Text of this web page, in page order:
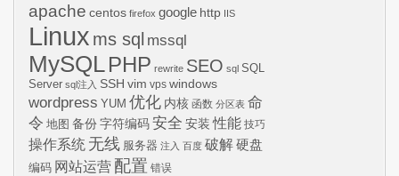
apache centos firefox google http IIS
Linux ms sql mssql
MySQLPHP rewrite SEO sql SQL
Server sql注入 SSH vim vps windows
wordpress YUM 优化 内核 函数 分区表 命
令 地图 备份 字符编码 安全 安装 性能 技巧
操作系统 无线 服务器 注入 百度 破解硬盘
编码 网站运营 配置 错误